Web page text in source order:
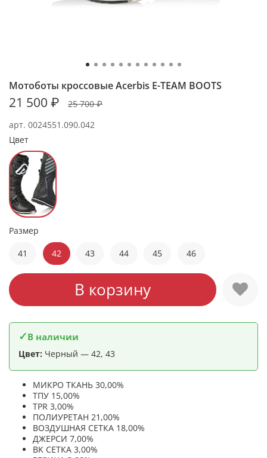
арт. 0024551.090.042
Мотоботы кроссовые Acerbis E-TEAM BOOTS
21 500 ₽ 25 700 ₽
В корзину
Цвет
Размер
41
42 43 44 45 46
✓В наличии
Цвет: Черный — 42, 43
МИКРО ТКАНЬ 30,00%
ТПУ 15,00%
TPR 3,00%
ПОЛИУРЕТАН 21,00%
ВОЗДУШНАЯ СЕТКА 18,00%
ДЖЕРСИ 7,00%
BK СЕТКА 3,00%